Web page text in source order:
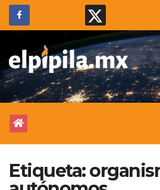
Etiqueta: